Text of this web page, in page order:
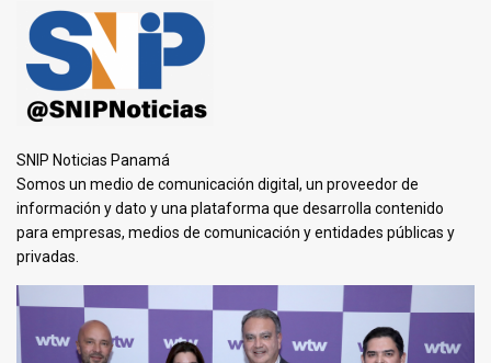
SNIP Noticias Panamá
Somos un medio de comunicación digital, un proveedor de
información y dato y una plataforma que desarrolla contenido
para empresas, medios de comunicación y entidades públicas y
privadas.